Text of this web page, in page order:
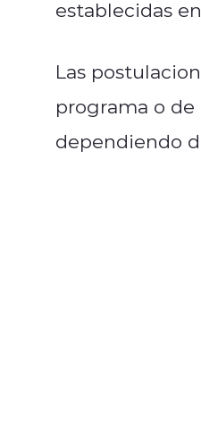
establecidas
Las
programa o
dependiendo